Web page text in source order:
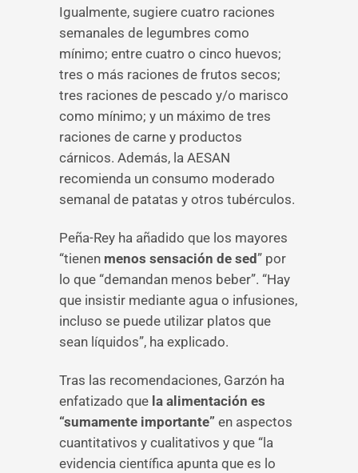
Igualmente, sugiere cuatro raciones
semanales de legumbres como
mínimo; entre cuatro o cinco huevos;
tres o más raciones de frutos secos;
tres raciones de pescado y/o marisco
como mínimo; y un máximo de tres
raciones de carne y productos
cárnicos. Además, la AESAN
recomienda un consumo moderado
semanal de patatas y otros tubérculos.
Peña-Rey ha añadido que los mayores
“tienen menos sensación de sed” por
lo que “demandan menos beber”. “Hay
que insistir mediante agua o infusiones,
incluso se puede utilizar platos que
sean líquidos”, ha explicado.
Tras las recomendaciones, Garzón ha
enfatizado que la alimentación es
“sumamente importante” en aspectos
cuantitativos y cualitativos y que “la
evidencia científica apunta que es lo